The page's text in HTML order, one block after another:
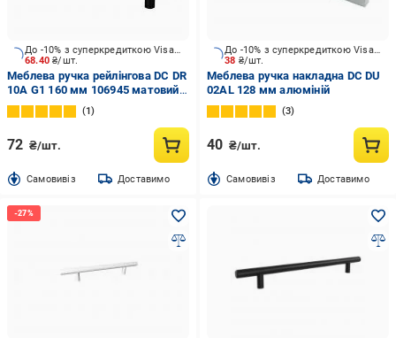
68.40₴/шт.
До -10% з суперкредиткою Visa Вигода
Меблева ручка рейлінгова DC DR
10A G1 160 мм 106945 матовий
чорний
1
72 ₴/шт.
Cамовивіз Доставимо
38 ₴/шт.
До -10% з суперкредиткою Visa Вигода
Меблева ручка накладна DC DU
02AL 128 мм алюміній
3
40 ₴/шт.
Cамовивіз Доставимо